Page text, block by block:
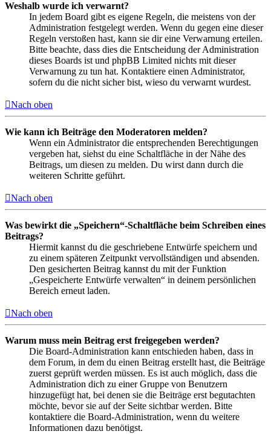
Weshalb wurde ich verwarnt?
In jedem Board gibt es eigene Regeln, die meistens von der
Administration festgelegt werden. Wenn du gegen eine dieser
Regeln verstoßen hast, kann sie dir eine Verwarnung erteilen.
Bitte beachte, dass dies die Entscheidung der Administration
dieses Boards ist und phpBB Limited nichts mit dieser
Verwarnung zu tun hat. Kontaktiere einen Administrator,
sofern du die nicht sicher bist, wieso du verwarnt wurdest.
Nach oben
Wie kann ich Beiträge den Moderatoren melden?
Wenn ein Administrator die entsprechenden Berechtigungen
vergeben hat, siehst du eine Schaltfläche in der Nähe des
Beitrags, um diesen zu melden. Du wirst dann durch die
weiteren Schritte geführt.
Nach oben
Was bewirkt die „Speichern“-Schaltfläche beim Schreiben eines
Beitrags?
Hiermit kannst du die geschriebene Entwürfe speichern und
zu einem späteren Zeitpunkt vervollständigen und absenden.
Den gesicherten Beitrag kannst du mit der Funktion
„Gespeicherte Entwürfe verwalten“ in deinem persönlichen
Bereich erneut laden.
Nach oben
Warum muss mein Beitrag erst freigegeben werden?
Die Board-Administration kann entschieden haben, dass in
dem Forum, in dem du einen Beitrag erstellt hast, die Beiträge
zuerst geprüft werden müssen. Es ist auch möglich, dass die
Administration dich zu einer Gruppe von Benutzern
hinzugefügt hat, bei denen sie die Beiträge erst begutachten
möchte, bevor sie auf der Seite sichtbar werden. Bitte
kontaktiere die Board-Administration, wenn du weitere
Informationen dazu benötigst.